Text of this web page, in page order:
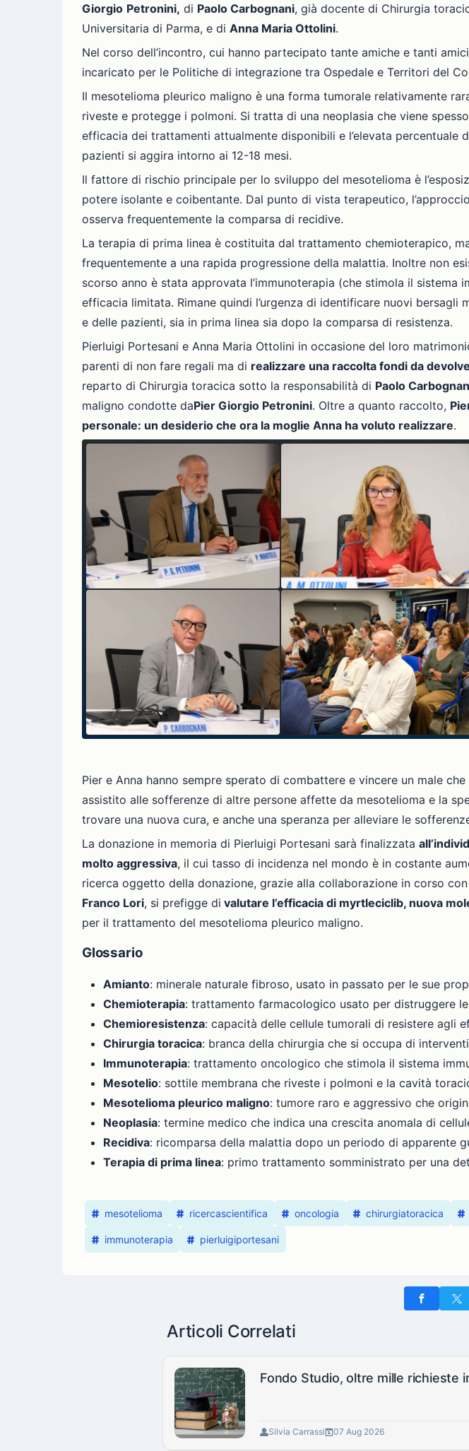
Giorgio Petronini, di Paolo Carbognani, già docente di Chirurgia
Universitaria di Parma, e di Anna Maria Ottolini.
Nel corso dell’incontro, cui hanno partecipato tante amiche e tanti
incaricato per le Politiche di integrazione tra Ospedale e Territori del
Il mesotelioma pleurico maligno è una forma tumorale relativamente
riveste e protegge i polmoni. Si tratta di una neoplasia che viene
efficacia dei trattamenti attualmente disponibili e l’elevata
pazienti si aggira intorno ai 12-18 mesi.
Il fattore di rischio principale per lo sviluppo del mesotelioma è
potere isolante e coibentante. Dal punto di vista terapeutico,
osserva frequentemente la comparsa di recidive.
La terapia di prima linea è costituita dal trattamento chemioterapico,
frequentemente a una rapida progressione della malattia. Inoltre non
scorso anno è stata approvata l’immunoterapia (che stimola il
efficacia limitata. Rimane quindi l’urgenza di identificare nuovi
e delle pazienti, sia in prima linea sia dopo la comparsa di resistenza.
Pierluigi Portesani e Anna Maria Ottolini in occasione del loro
parenti di non fare regali ma di realizzare una raccolta fondi da
reparto di Chirurgia toracica sotto la responsabilità di Paolo
maligno condotte daPier Giorgio Petronini. Oltre a quanto raccolto,
personale: un desiderio che ora la moglie Anna ha voluto realizzare.
Pier e Anna hanno sempre sperato di combattere e vincere un male
assistito alle sofferenze di altre persone affette da mesotelioma e la
trovare una nuova cura, e anche una speranza per alleviare le
La donazione in memoria di Pierluigi Portesani sarà finalizzata
molto aggressiva, il cui tasso di incidenza nel mondo è in costante
ricerca oggetto della donazione, grazie alla collaborazione in corso
Franco Lori, si prefigge di valutare l’efficacia di myrtleciclib, nuova
per il trattamento del mesotelioma pleurico maligno.
Glossario
Amianto: minerale naturale fibroso, usato in passato per le sue
Chemioterapia: trattamento farmacologico usato per distruggere
Chemioresistenza: capacità delle cellule tumorali di resistere agli
Chirurgia toracica: branca della chirurgia che si occupa di
Immunoterapia: trattamento oncologico che stimola il sistema
Mesotelio: sottile membrana che riveste i polmoni e la cavità
Mesotelioma pleurico maligno: tumore raro e aggressivo che
Neoplasia: termine medico che indica una crescita anomala di
Recidiva: ricomparsa della malattia dopo un periodo di apparente
Terapia di prima linea: primo trattamento somministrato per una
mesotelioma ricercascientifica oncologia chirurgiatoracica
immunoterapia pierluigiportesani
Articoli Correlati
Fondo Studio, oltre mille richieste
Silvia Carrassi 07 Aug 2026